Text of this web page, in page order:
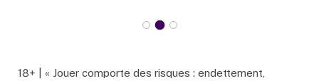
18+ | « Jouer comporte des risques : endettement,